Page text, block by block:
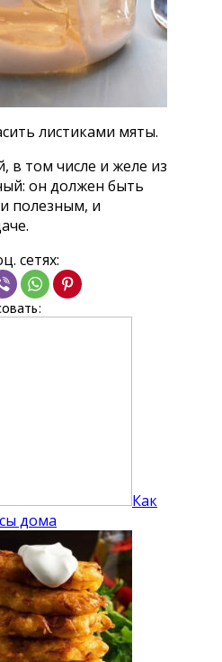
листиками мяты.
в том числе и желе из
он должен быть
полезным, и
сетях:
Как
дома